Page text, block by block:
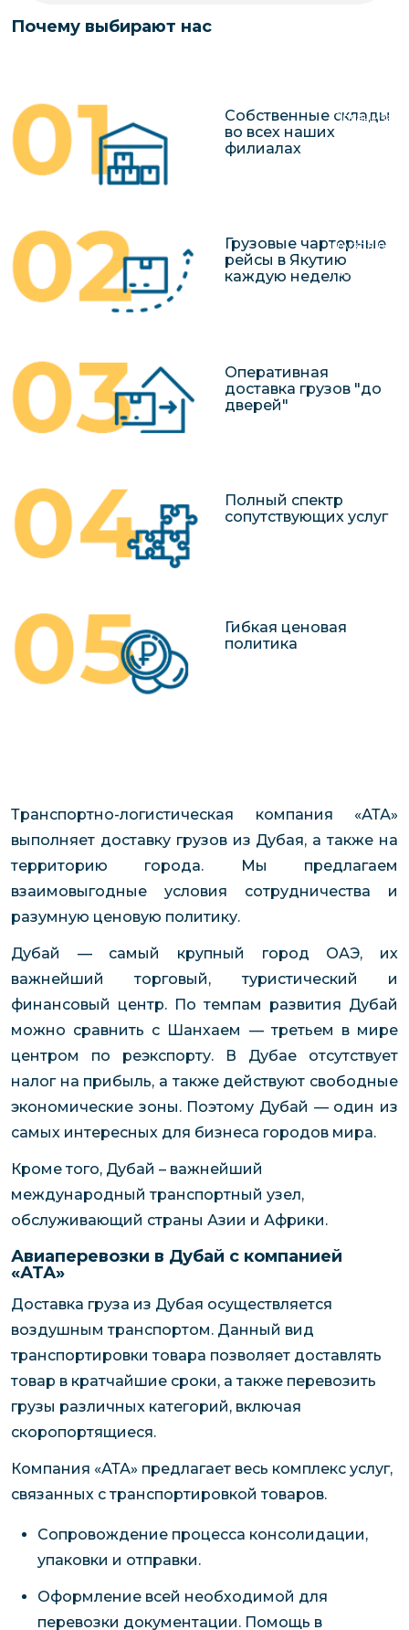
грузов в
Перевозка
Почему выбирают нас
Собственные склады
во всех наших
филиалах
Грузовые чартерные
рейсы в Якутию
каждую неделю
Оперативная
доставка грузов "до
дверей"
Полный спектр
сопутствующих услуг
Гибкая ценовая
политика
Транспортно-логистическая компания «АТА»
выполняет доставку грузов из Дубая, а также на
территорию города. Мы предлагаем
взаимовыгодные условия сотрудничества и
разумную ценовую политику.
Дубай — самый крупный город ОАЭ, их
важнейший торговый, туристический и
финансовый центр. По темпам развития Дубай
можно сравнить с Шанхаем — третьем в мире
центром по реэкспорту. В Дубае отсутствует
налог на прибыль, а также действуют свободные
экономические зоны. Поэтому Дубай — один из
самых интересных для бизнеса городов мира.
Кроме того, Дубай – важнейший
международный транспортный узел,
обслуживающий страны Азии и Африки.
Авиаперевозки в Дубай с компанией
«АТА»
Доставка груза из Дубая осуществляется
воздушным транспортом. Данный вид
транспортировки товара позволяет доставлять
товар в кратчайшие сроки, а также перевозить
грузы различных категорий, включая
скоропортящиеся.
Компания «АТА» предлагает весь комплекс услуг,
связанных с транспортировкой товаров.
Сопровождение процесса консолидации,
упаковки и отправки.
Оформление всей необходимой для
перевозки документации. Помощь в